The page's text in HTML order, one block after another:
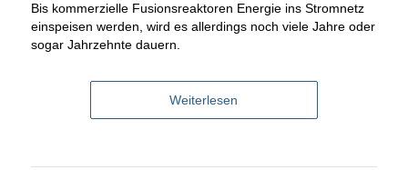
Bis kommerzielle Fusionsreaktoren Energie ins Stromnetz
einspeisen werden, wird es allerdings noch viele Jahre oder
sogar Jahrzehnte dauern.
Weiterlesen